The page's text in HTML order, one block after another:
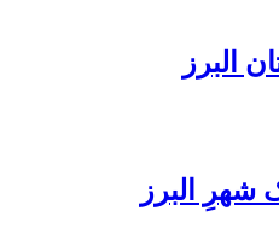
البرز
البرز